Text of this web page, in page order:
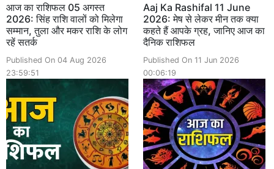
आज का राशिफल 05 अगस्त
2026: सिंह राशि वालों को मिलेगा
सम्मान, तुला और मकर राशि के लोग
रहें सतर्क
Published On 04 Aug 2026
23:59:51
Aaj Ka Rashifal 11 June
2026: मेष से लेकर मीन तक क्या
कहते हैं आपके ग्रह, जानिए आज का
दैनिक राशिफल
Published On 11 Jun 2026
00:06:19